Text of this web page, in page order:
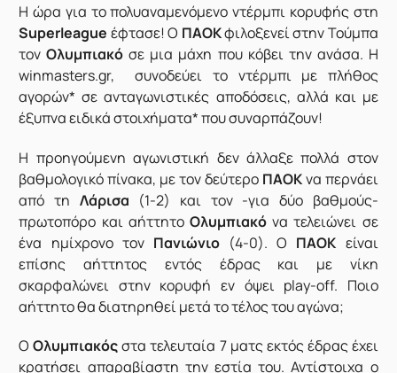
Η ώρα για το πολυαναμενόμενο ντέρμπι κορυφής στη
Superleague έφτασε! Ο ΠΑΟΚφιλοξενεί στην Τούμπα
τονΟλυμπιακό σε μια μάχη που κόβει την ανάσα. Η
winmasters.gr, συνοδεύει το ντέρμπι με πλήθος
αγορών* σε ανταγωνιστικές αποδόσεις, αλλά και με
έξυπνα ειδικά στοιχήματα* που συναρπάζουν!
Η προηγούμενη αγωνιστική δεν άλλαξε πολλά στον
βαθμολογικό πίνακα, με τον δεύτερο ΠΑΟΚνα περνάει
από τη Λάρισα (1-2) και τον -για δύο βαθμούς-
πρωτοπόρο και αήττητο Ολυμπιακό να τελειώνει σε
ένα ημίχρονο τον Πανιώνιο(4-0). Ο ΠΑΟΚ είναι
επίσης αήττητος εντός έδρας και με νίκη
σκαρφαλώνει στην κορυφή εν όψει play-off. Ποιο
αήττητο θα διατηρηθεί μετά το τέλος του αγώνα;
ΟΟλυμπιακόςστα τελευταία 7 ματς εκτός έδρας έχει
κρατήσει απαραβίαστη την εστία του. Αντίστοιχα ο